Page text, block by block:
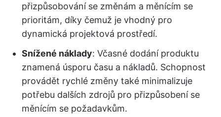
přizpůsobování se změnám a měnícím se
prioritám, díky čemuž je vhodný pro
dynamická projektová prostředí.
Snížené náklady: Včasné dodání produktu
znamená úsporu času a nákladů. Schopnost
provádět rychlé změny také minimalizuje
potřebu dalších zdrojů pro přizpůsobení se
měnícím se požadavkům.